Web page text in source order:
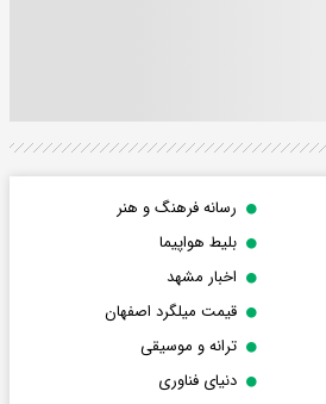
رسانه فرهنگ و هنر
بلیط هواپیما
اخبار مشهد
قیمت میلگرد اصفهان
ترانه و موسیقی
دنیای فناوری